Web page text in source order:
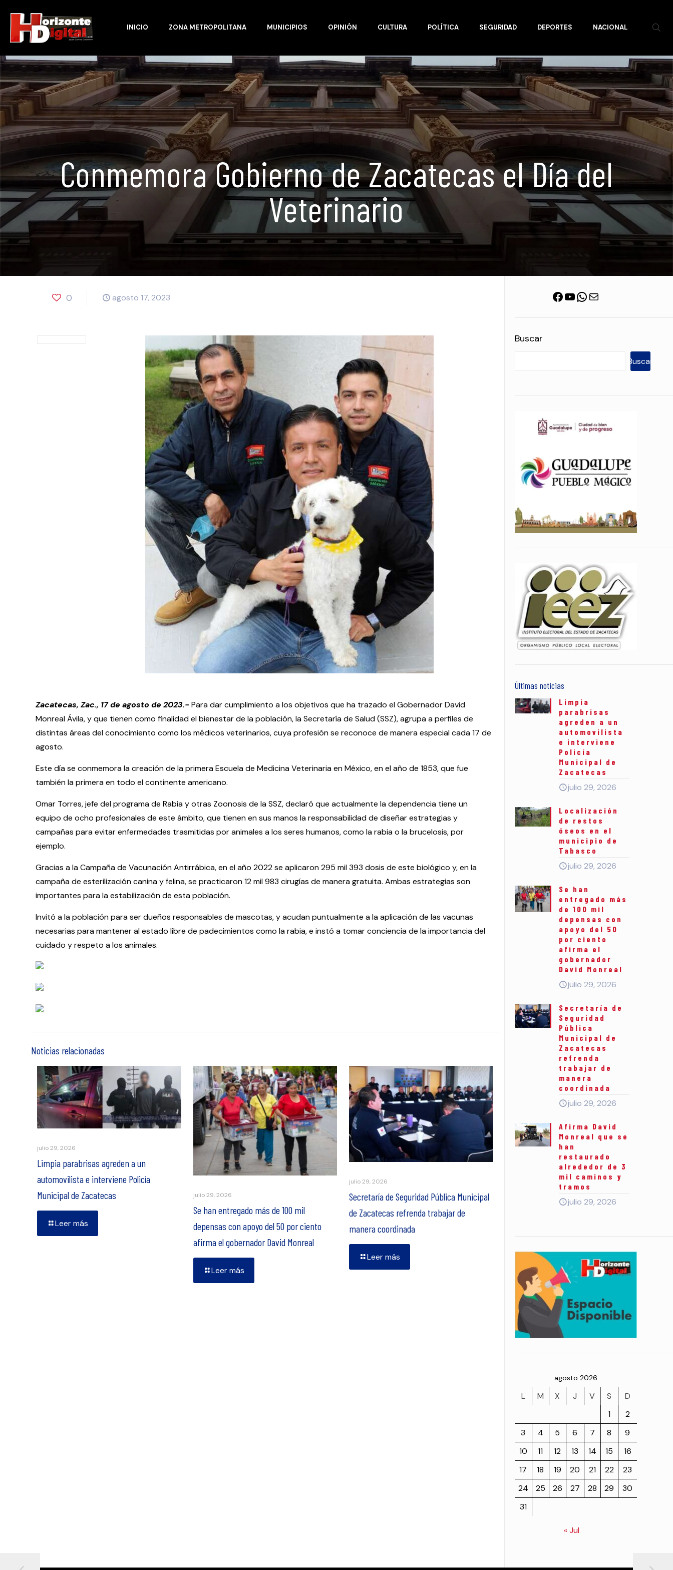
INICIO ZONA METROPOLITANA MUNICIPIOS OPINIÓN CULTURA POLÍTICA SEGURIDAD DEPORTES NACIONAL
Conmemora Gobierno de Zacatecas el Día del
Veterinario
0 agosto 17, 2023
Zacatecas, Zac., 17 de agosto de 2023.-Para dar cumplimiento a los objetivos que ha trazado el Gobernador David
Monreal Ávila, y que tienen como finalidad el bienestar de la población, la Secretaría de Salud (SSZ), agrupa a perfiles de
distintas áreas del conocimiento como los médicos veterinarios, cuya profesión se reconoce de manera especial cada 17 de
agosto.
Este día se conmemora la creación de la primera Escuela de Medicina Veterinaria en México, en el año de 1853, que fue
también la primera en todo el continente americano.
Omar Torres, jefe del programa de Rabia y otras Zoonosis de la SSZ, declaró que actualmente la dependencia tiene un
equipo de ocho profesionales de este ámbito, que tienen en sus manos la responsabilidad de diseñar estrategias y
campañas para evitar enfermedades trasmitidas por animales a los seres humanos, como la rabia o la brucelosis, por
ejemplo.
Gracias a la Campaña de Vacunación Antirrábica, en el año 2022 se aplicaron 295 mil 393 dosis de este biológico y, en la
campaña de esterilización canina y felina, se practicaron 12 mil 983 cirugías de manera gratuita. Ambas estrategias son
importantes para la estabilización de esta población.
Invitó a la población para ser dueños responsables de mascotas, y acudan puntualmente a la aplicación de las vacunas
necesarias para mantener al estado libre de padecimientos como la rabia, e instó a tomar conciencia de la importancia del
cuidado y respeto a los animales.
Noticias relacionadas
julio 29, 2026
Limpia parabrisas agreden a un
automovilista e interviene Policía
Municipal de Zacatecas
Leer más
julio 29, 2026
Se han entregado más de 100 mil
depensas con apoyo del 50 por ciento
afirma el gobernador David Monreal
Leer más
julio 29, 2026
Secretaría de Seguridad Pública Municipal
de Zacatecas refrenda trabajar de
manera coordinada
Leer más
Facebook
YouTube
WhatsApp
Correo electrónico
Buscar
Buscar
Últimas noticias
Limpia
parabrisas
agreden a un
automovilista
e interviene
Policía
Municipal de
Zacatecas
julio 29, 2026
Localización
de restos
óseos en el
municipio de
Tabasco
julio 29, 2026
Se han
entregado más
de 100 mil
depensas con
apoyo del 50
por ciento
afirma el
gobernador
David Monreal
julio 29, 2026
Secretaría de
Seguridad
Pública
Municipal de
Zacatecas
refrenda
trabajar de
manera
coordinada
julio 29, 2026
Afirma David
Monreal que se
han
restaurado
alrededor de 3
mil caminos y
tramos
julio 29, 2026
agosto 2026
L M X J V S
D
1
2
3
4 5 6 7 8
9
10
11 12 13 14 15
16
17
18 19 20 21 22
23
24
25 26 27 28 29
30
31
« Jul